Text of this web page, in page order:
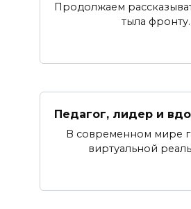
Продолжаем
тыла фронту.
Педагог, лидер и
В современном мире
виртуальной